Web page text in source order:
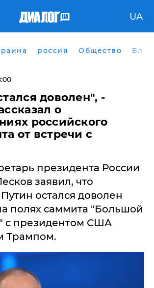
UA
россия Общество
доволен", -
о
российского
от встречи с
президента России
заявил, что
остался доволен
полях саммита "Большой
с президентом США
Трампом.